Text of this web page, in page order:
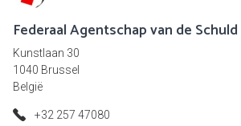
Federaal Agentschap van de Schuld
Kunstlaan 30
1040 Brussel
België
+32 257 47080